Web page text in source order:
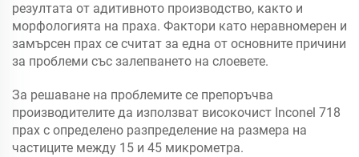
резултата от адитивното производство, както и
морфологията на праха. Фактори като неравномерен и
замърсен прах се считат за една от основните причини
за проблеми със залепването на слоевете.
За решаване на проблемите се препоръчва
производителите да използват високочист Inconel 718
прах с определено разпределение на размера на
частиците между 15 и 45 микрометра.